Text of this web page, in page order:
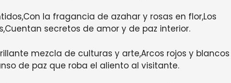
la fragancia de azahar y rosas en flor,Los
secretos de amor y de paz interior.
mezcla de culturas y arte,Arcos rojos y blancos
de paz que roba el aliento al visitante.